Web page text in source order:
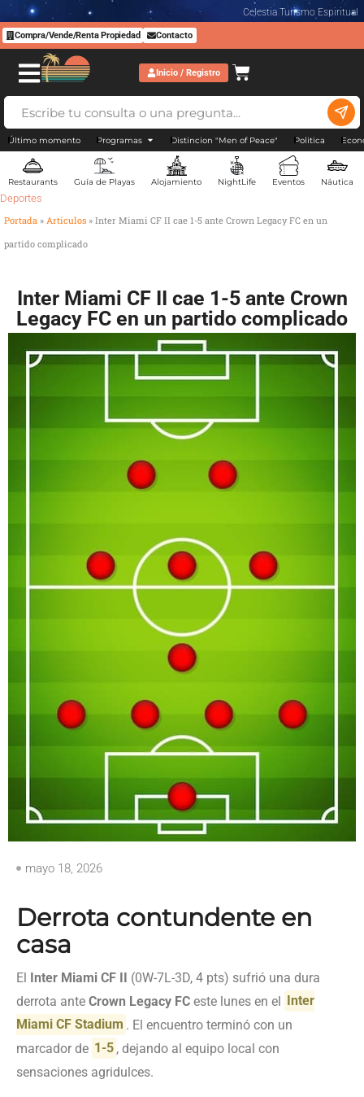
Celestia Turismo Espiritual
Compra/Vende/Renta Propiedad Contacto
Inicio / Registro
Último momento Programas Distincion "Men of Peace" Politica
Restaurants Guía de Playas Alojamiento NightLife Eventos Náutica
Deportes
Portada » Artículos » Inter Miami CF II cae 1-5 ante Crown Legacy FC en un
partido complicado
Inter Miami CF II cae 1-5 ante Crown
Legacy FC en un partido complicado
mayo 18, 2026
Derrota contundente en
casa
El Inter Miami CF II (0W-7L-3D, 4 pts) sufrió una dura
derrota ante Crown Legacy FC este lunes en el
Inter
Miami CF Stadium . El encuentro terminó con un
marcador de 1-5 , dejando al equipo local con
sensaciones agridulces.